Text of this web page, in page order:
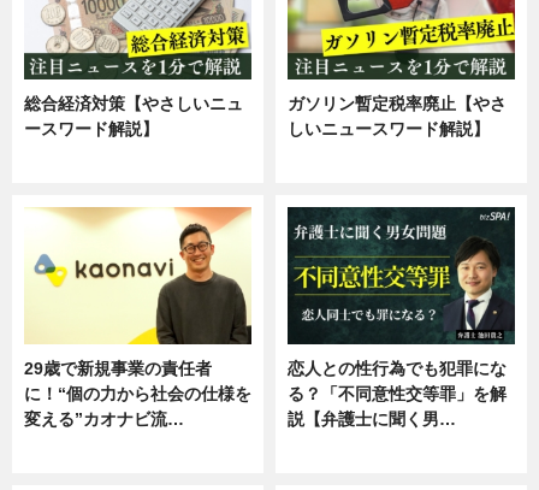
総合経済対策【やさしいニュ
ースワード解説】
ガソリン暫定税率廃止【やさ
しいニュースワード解説】
29歳で新規事業の責任者
に！“個の力から社会の仕様を
変える”カオナビ流…
恋人との性行為でも犯罪にな
る？「不同意性交等罪」を解
説【弁護士に聞く男…